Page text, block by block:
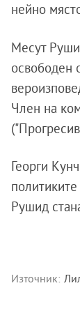
нейно
Месут
освободен
Член на
Георги
Рушид
Източник: